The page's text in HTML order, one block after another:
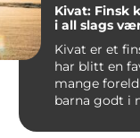
Kivat: Finsk
i all slags
Kivat er et
har blitt en
mange
barna godt i